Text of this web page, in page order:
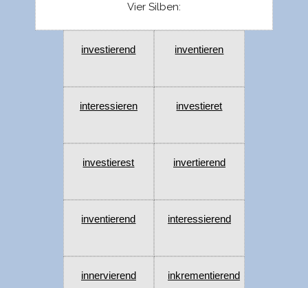
Vier Silben:
investierend inventieren
interessieren investieret
investierest invertierend
inventierend interessierend
innervierend inkrementierend